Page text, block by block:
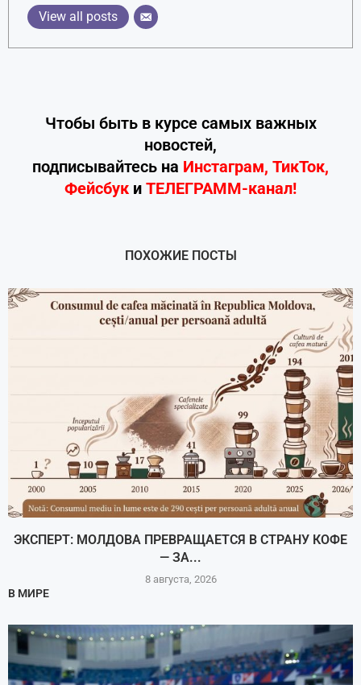
View all posts
Чтобы быть в курсе самых важных
новостей,
подписывайтесь на Инстаграм, ТикТок,
Фейсбук и ТЕЛЕГРАММ-канал!
ПОХОЖИЕ ПОСТЫ
ЭКСПЕРТ: МОЛДОВА ПРЕВРАЩАЕТСЯ В СТРАНУ КОФЕ
— ЗА...
8 августа, 2026
В МИРЕ